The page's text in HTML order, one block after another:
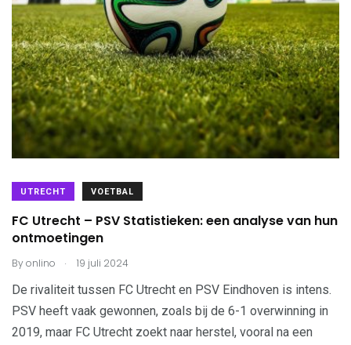
UTRECHT VOETBAL
FC Utrecht – PSV Statistieken: een analyse van hun
ontmoetingen
Byonlino . 19 juli 2024
De rivaliteit tussen FC Utrecht en PSV Eindhoven is intens.
PSV heeft vaak gewonnen, zoals bij de 6-1 overwinning in
2019, maar FC Utrecht zoekt naar herstel, vooral na een